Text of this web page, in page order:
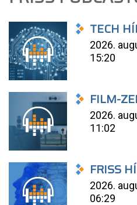
TECH
2026.
15:20
FILM-
2026.
11:02
FRISS
2026.
06:29